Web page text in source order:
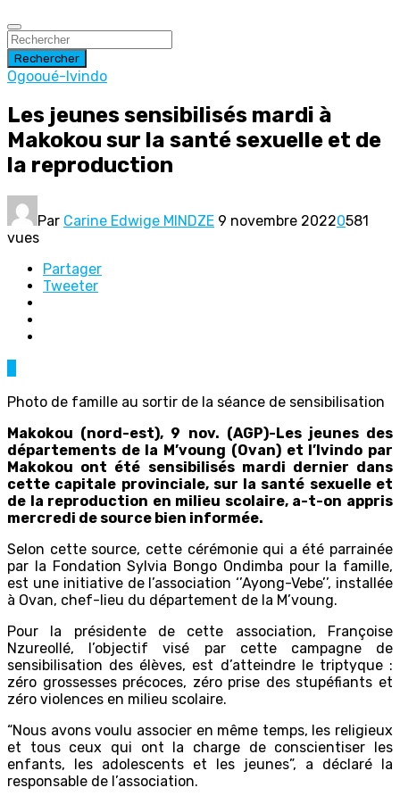
Rechercher
Ogooué-Ivindo
Les jeunes sensibilisés mardi à
Makokou sur la santé sexuelle et de
la reproduction
Par Carine Edwige MINDZE 9 novembre 20220581
vues
Partager
Tweeter
Photo de famille au sortir de la séance de sensibilisation
Makokou (nord-est), 9 nov. (AGP)-Les jeunes des
départements de la M’voung (Ovan) et l’Ivindo par
Makokou ont été sensibilisés mardi dernier dans
cette capitale provinciale, sur la santé sexuelle et
de la reproduction en milieu scolaire, a-t-on appris
mercredi de source bien informée.
Selon cette source, cette cérémonie qui a été parrainée
par la Fondation Sylvia Bongo Ondimba pour la famille,
est une initiative de l’association ‘’Ayong-Vebe’’, installée
à Ovan, chef-lieu du département de la M’voung.
Pour la présidente de cette association, Françoise
Nzureollé, l’objectif visé par cette campagne de
sensibilisation des élèves, est d’atteindre le triptyque :
zéro grossesses précoces, zéro prise des stupéfiants et
zéro violences en milieu scolaire.
“Nous avons voulu associer en même temps, les religieux
et tous ceux qui ont la charge de conscientiser les
enfants, les adolescents et les jeunes”, a déclaré la
responsable de l’association.